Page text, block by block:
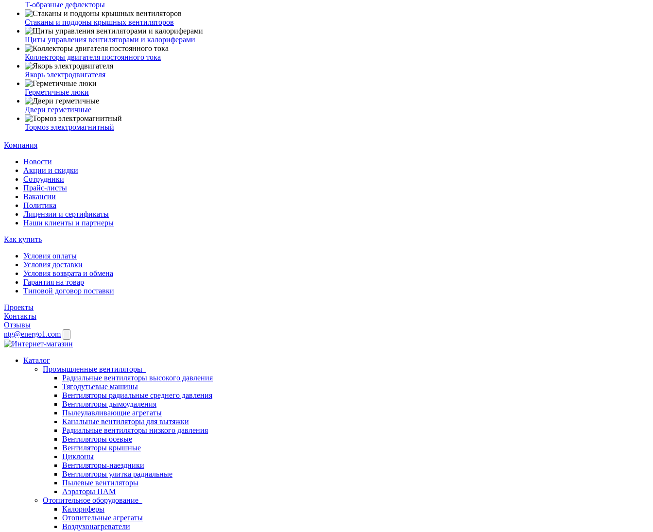
Т-образные дефлекторы
Стаканы и поддоны крышных вентиляторов
Щиты управления вентиляторами и калориферами
Коллекторы двигателя постоянного тока
Якорь электродвигателя
Герметичные люки
Двери герметичные
Тормоз электромагнитный
Компания
Новости
Акции и скидки
Сотрудники
Прайс-листы
Вакансии
Политика
Лицензии и сертификаты
Наши клиенты и партнеры
Как купить
Условия оплаты
Условия доставки
Условия возврата и обмена
Гарантия на товар
Типовой договор поставки
Проекты
Контакты
Отзывы
ntg@energo1.com
Каталог
Промышленные вентиляторы
Радиальные вентиляторы высокого давления
Тягодутьевые машины
Вентиляторы радиальные среднего давления
Вентиляторы дымоудаления
Пылеулавливающие агрегаты
Канальные вентиляторы для вытяжки
Радиальные вентиляторы низкого давления
Вентиляторы осевые
Вентиляторы крышные
Циклоны
Вентиляторы-наездники
Вентиляторы улитка радиальные
Пылевые вентиляторы
Аэраторы ПАМ
Отопительное оборудование
Калориферы
Отопительные агрегаты
Воздухонагреватели